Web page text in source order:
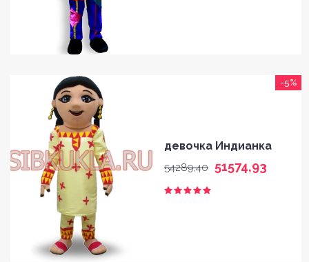
-5%
девочка Индианка
54289,40 51574,93